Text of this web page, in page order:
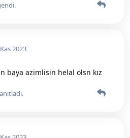
.
2023
baya azimlisin helal olsn kız